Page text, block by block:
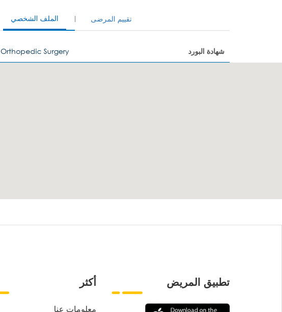
الملف الشخصي تقييم المرضى
شهادة البورد Orthopedic Surgery
أكثر
معلومات عنا
تطبيق المريض